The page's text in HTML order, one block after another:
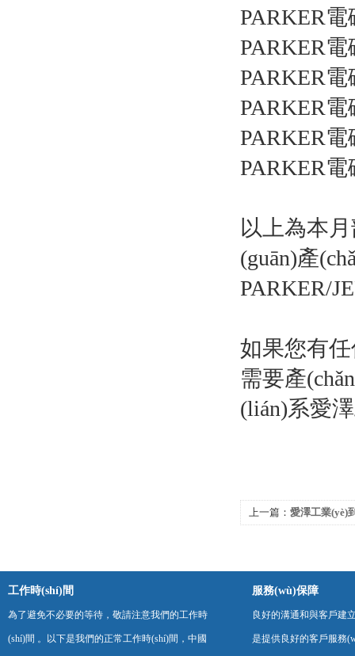
PARKER電
PARKER電
PARKER
PARKER
PARKER電
PARKER
以上為本
(guān)產
PARKER/
如果您有任
需要產
(lián)系愛
上一篇： 愛澤工業(yè)
工作時(shí)間
為了避免不必要的等待，敬請注意我們的工作時
(shí)間 。以下是我們的正常工作時(shí)間，中國
服務(wù)保障
良好的溝通和與客戶建
是提供良好的客戶服務